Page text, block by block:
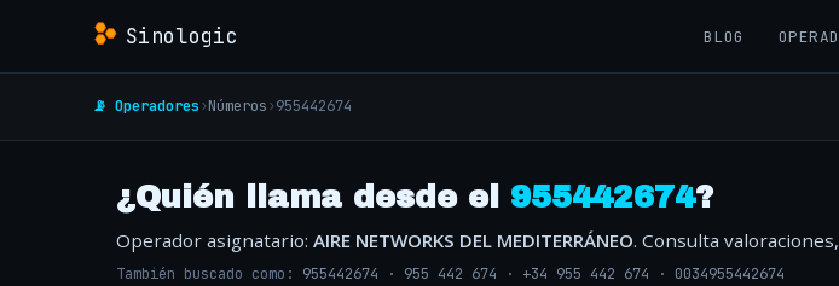
Sinologic BLOG
📡 Operadores›Números›955442674
¿Quién llama desde el 955442674?
Operador asignatario: AIRE NETWORKS DEL MEDITERRÁNEO. Consulta
También buscado como: 955442674 · 955 442 674 · +34 955 442 674 · 0034955442674